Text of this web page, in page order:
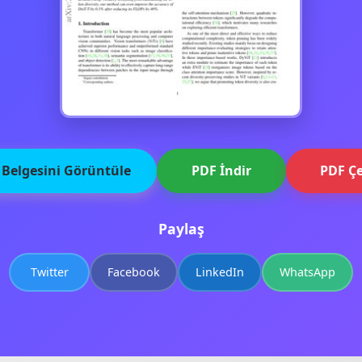
Belgesini Görüntüle PDF İndir PDF
Paylaş
Twitter Facebook LinkedIn WhatsApp